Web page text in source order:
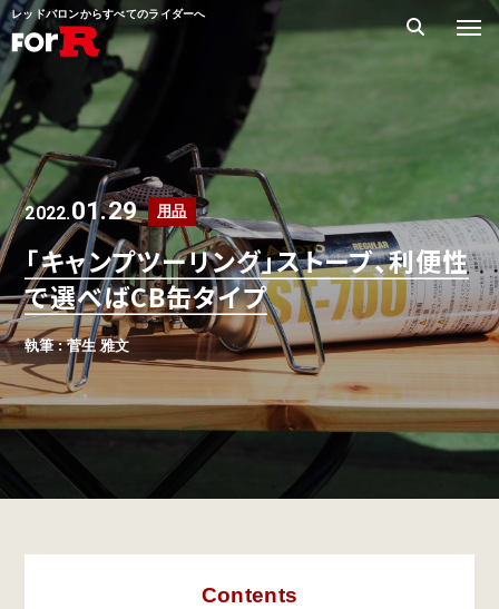
レッドバロンからすべてのライダーへ
2022.01.29 用品
「キャンプツーリング」ストーブ、利便性
で選べばCB缶タイプ
執筆 : 菅生 雅文
Contents